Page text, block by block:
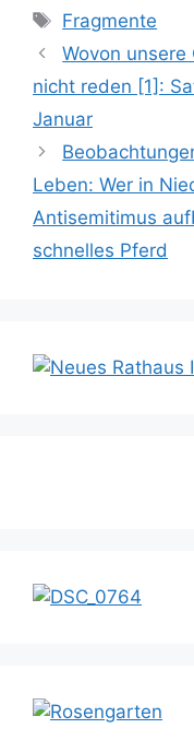
Schlagwörter
Fragmente
Wovon unsere
nicht reden [1]:
Januar
Leben: Wer in
Antisemitimus
schnelles Pferd